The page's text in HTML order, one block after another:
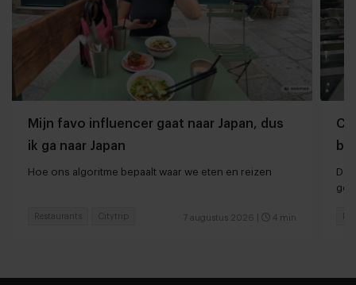
Mijn favo influencer gaat naar Japan, dus
ik ga naar Japan
Hoe ons algoritme bepaalt waar we eten en reizen
7 augustus 2026 4 min
Restaurants Citytrip